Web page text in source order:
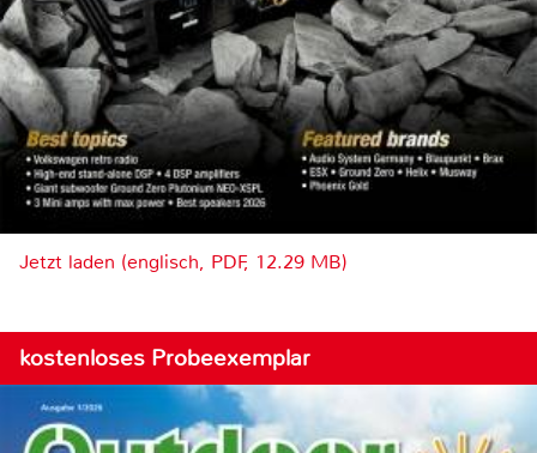
Jetzt laden (englisch, PDF, 12.29 MB)
kostenloses Probeexemplar